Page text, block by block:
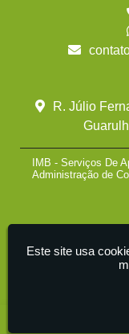
R. Júlio
IMB - Serviços De
Administração de
Este site usa